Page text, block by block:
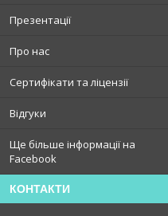
Презентації
Про нас
Сертифікати та ліцензії
Відгуки
Ще більше інформації на
Facebook
КОНТАКТИ